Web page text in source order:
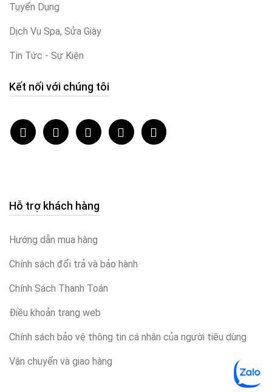
Tuyển Dụng
Dịch Vụ Spa, Sửa Giày
Tin Tức - Sự Kiện
Kết nối với chúng tôi
Hỗ trợ khách hàng
Hướng dẫn mua hàng
Chính sách đổi trả và bảo hành
Chính Sách Thanh Toán
Điều khoản trang web
Chính sách bảo vệ thông tin cá nhân của người tiêu dùng
Vận chuyển và giao hàng